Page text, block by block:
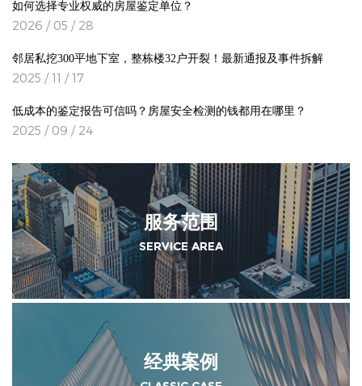
如何选择专业权威的房屋鉴定单位？
2026 / 05 / 28
邻居私挖300平地下室，整栋楼32户开裂！最新通报及事件拆解
2025 / 11 / 17
低成本的鉴定报告可信吗？房屋安全检测的钱都用在哪里？
2025 / 09 / 24
服务范围
SERVICE AREA
经典案例